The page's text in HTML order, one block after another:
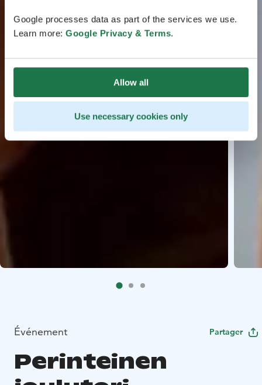
Google processes data as part of the services we use.
Learn more: Google Privacy & Terms.
Allow all
Use necessary cookies only
Événement Partager
Perinteinen